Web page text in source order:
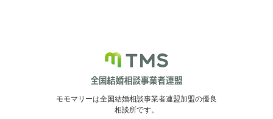
モモマリーは全国結婚相談事業者連盟加盟の優良
相談所です。